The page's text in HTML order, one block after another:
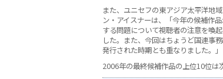
また、ユニセフの東アジア太平洋地
ン・アイスナーは、「今年の候補作
する問題について視聴者の注意を喚
した。また、今回はちょうど国連事
発行された時期とも重なりました。」
2006年の最終候補作品の上位10位は